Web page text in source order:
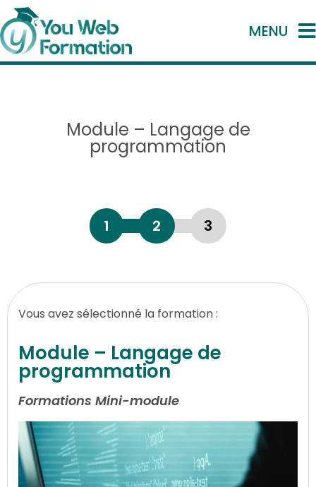
MENU
Module – Langage de
programmation
1 2 3
Vous avez sélectionné la formation :
Module – Langage de
programmation
Formations Mini-module